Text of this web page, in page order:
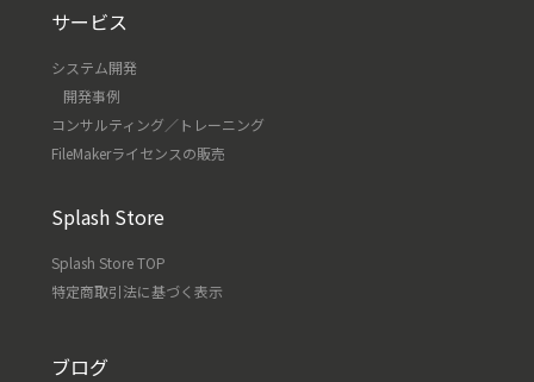
サービス
システム開発
開発事例
コンサルティング／トレーニング
FileMakerライセンスの販売
Splash Store
Splash Store TOP
特定商取引法に基づく表示
ブログ